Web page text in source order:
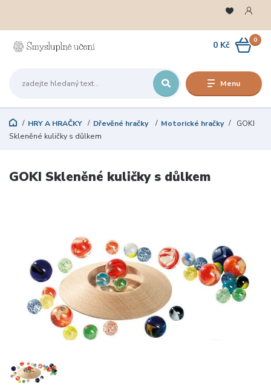
Menu
0
0 Kč
HRY A HRAČKY Dřevěné hračky Motorické hračky
GOKI
Skleněné kuličky s důlkem
GOKI Skleněné kuličky s důlkem